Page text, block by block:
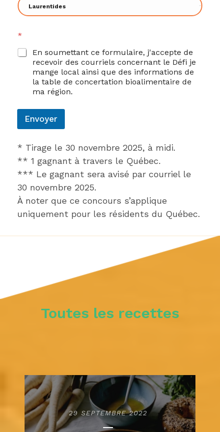
*
En soumettant ce formulaire, j'accepte de
recevoir des courriels concernant le Défi je
mange local ainsi que des informations de
la table de concertation bioalimentaire de
ma région.
Envoyer
* Tirage le 30 novembre 2025, à midi.
​** 1 gagnant à travers le Québec.
*** Le gagnant sera avisé par courriel le
30 novembre 2025.
À noter que ce concours s’applique
uniquement pour les résidents du Québec.
Toutes les recettes
29 SEPTEMBRE 2022